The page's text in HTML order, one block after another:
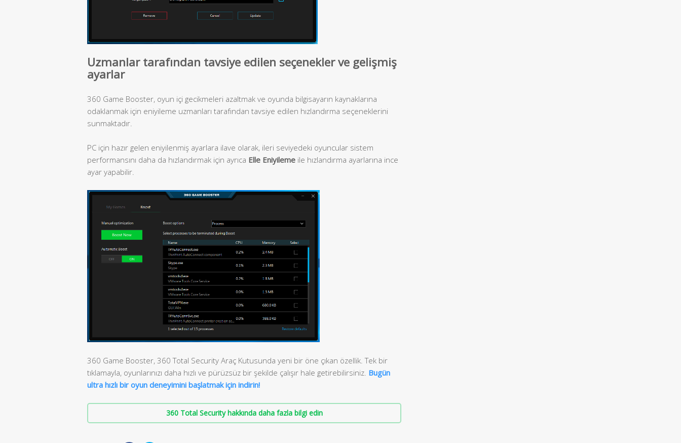
Uzmanlar tarafından tavsiye edilen seçenekler ve gelişmiş
ayarlar
360 Game Booster, oyun içi gecikmeleri azaltmak ve oyunda bilgisayarın kaynaklarına
odaklanmak için eniyileme uzmanları tarafından tavsiye edilen hızlandırma seçeneklerini
sunmaktadır.
PC için hazır gelen eniyilenmiş ayarlara ilave olarak, ileri seviyedeki oyuncular sistem
performansını daha da hızlandırmak için ayrıca Elle Eniyileme ile hızlandırma ayarlarına ince
ayar yapabilir.
360 Game Booster, 360 Total Security Araç Kutusunda yeni bir öne çıkan özellik. Tek bir
tıklamayla, oyunlarınızı daha hızlı ve pürüzsüz bir şekilde çalışır hale getirebilirsiniz. Bugün
ultra hızlı bir oyun deneyimini başlatmak için indirin!
360 Total Security hakkında daha fazla bilgi edin